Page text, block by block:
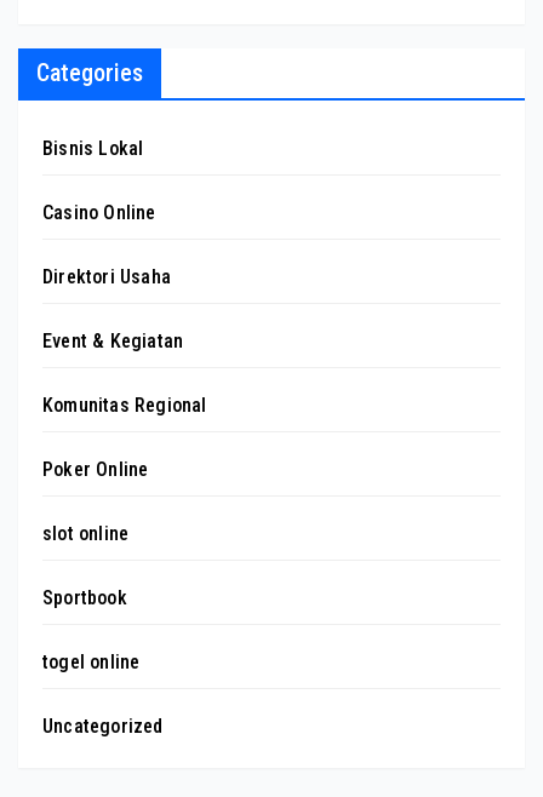
Categories
Bisnis Lokal
Casino Online
Direktori Usaha
Event & Kegiatan
Komunitas Regional
Poker Online
slot online
Sportbook
togel online
Uncategorized